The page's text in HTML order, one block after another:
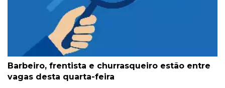
Barbeiro, frentista e churrasqueiro estão entre
vagas desta quarta-feira